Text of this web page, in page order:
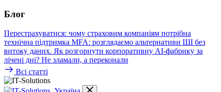
Блог
Перестрахуватися: чому страховим компаніям потрібна
технічна підтримка MFA: розглядаємо альтернативи ШІ без
витоку даних. Як розгорнути корпоративну AI-фабрику за
лічені дні? Не зламали, а переконали
Всі статті